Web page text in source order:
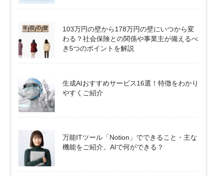
103万円の壁から178万円の壁にいつから変
わる？社会保険との関係や事業主が備えるべ
き5つのポイントを解説
生成AIおすすめサービス16選！特徴をわかり
やすくご紹介
万能ITツール「Notion」でできること・主な
機能をご紹介。AIで何ができる？